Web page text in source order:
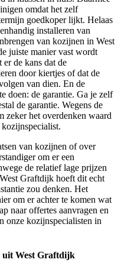
omdat het zelf
goedkoper lijkt. Helaas
installeren van
van kozijnen in West
juiste manier vast wordt
er de kans dat de
door kiertjes of dat de
van dien. En de
doen: de garantie. Ga je zelf
de garantie. Wegens de
zeker het overdenken waard
kozijnspecialist.
van kozijnen of over
om er een
de relatief lage prijzen
Graftdijk hoeft dit echt
zou denken. Het
om er achter te komen wat
naar offertes aanvragen en
onze kozijnspecialisten in
uit West Graftdijk